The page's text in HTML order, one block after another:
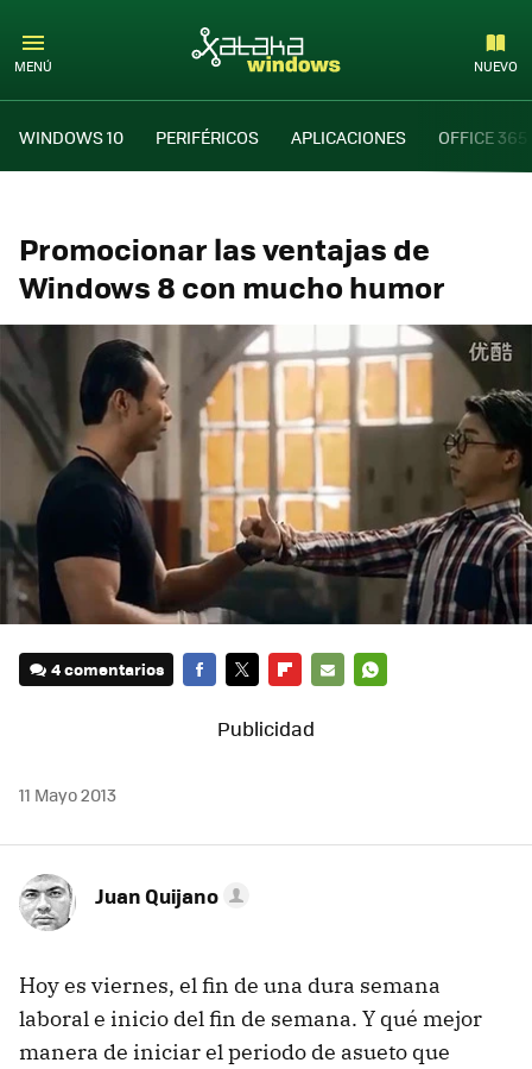
MENÚ NUEVO
WINDOWS 10 PERIFÉRICOS APLICACIONES OFFICE 365
Promocionar las ventajas de
Windows 8 con mucho humor
4 comentarios
MAIL
11 Mayo 2013
Juan Quijano
Hoy es viernes, el fin de una dura semana
laboral e inicio del fin de semana. Y qué mejor
manera de iniciar el periodo de asueto que